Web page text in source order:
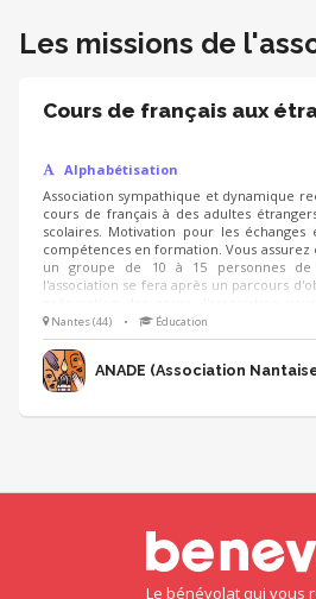
Les missions de
Cours de français aux
Alphabétisation
Association sympathique et dynamique
cours de français à des adultes
scolaires. Motivation pour les
compétences en formation. Vous
un groupe de 10 à 15 personnes de
l'association se fera après un parcours
trouver des ressources, et le soutien de
Nantes (44) • Éducation
ANADE (Association
Le bénévolat qui vous